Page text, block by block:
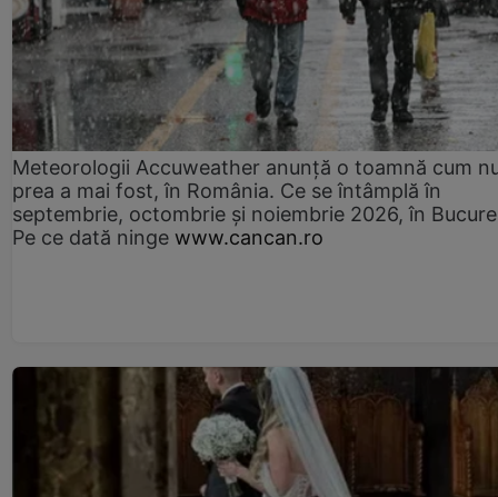
Meteorologii Accuweather anunță o toamnă cum
prea a mai fost, în România. Ce se întâmplă în
septembrie, octombrie și noiembrie 2026, în
Pe ce dată ninge www.cancan.ro